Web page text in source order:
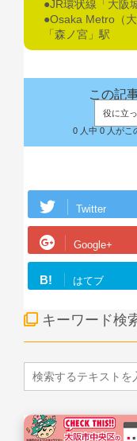
●JR環状線「大阪
●Osaka Metro（
「森ノ宮」駅
この記
役に立
0 人中 0 人がこ
Twitter
Google+
B! はてブ
キーワード検